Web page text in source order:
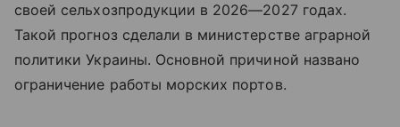
своей сельхозпродукции в 2026—2027 годах.
Такой прогноз сделали в министерстве аграрной
политики Украины. Основной причиной названо
ограничение работы морских портов.